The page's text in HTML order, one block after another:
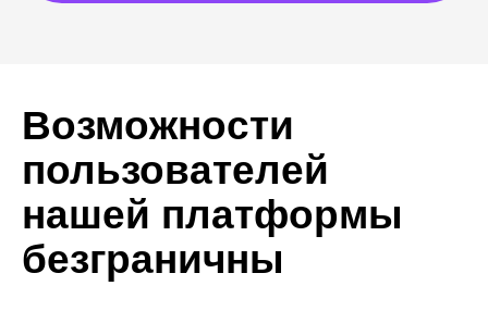
Тестирование
Как стать тестировщиком,
лежа на больничной